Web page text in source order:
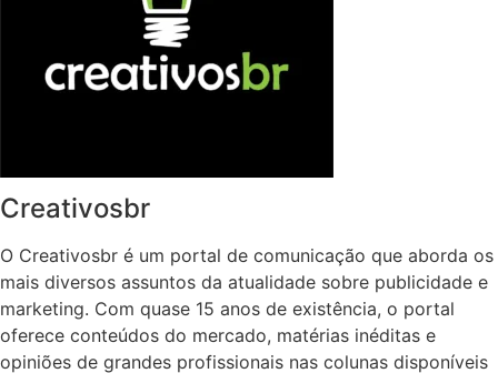
Creativosbr
O Creativosbr é um portal de comunicação que aborda os
mais diversos assuntos da atualidade sobre publicidade e
marketing. Com quase 15 anos de existência, o portal
oferece conteúdos do mercado, matérias inéditas e
opiniões de grandes profissionais nas colunas disponíveis